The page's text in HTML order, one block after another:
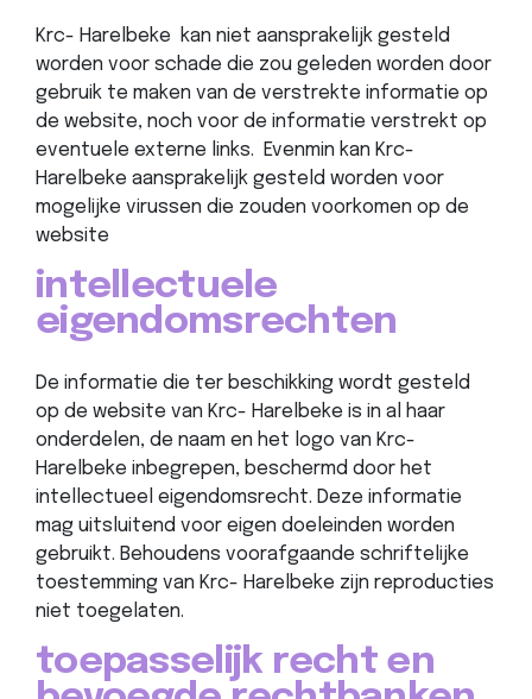
Krc- Harelbeke kan niet aansprakelijk gesteld
worden voor schade die zou geleden worden door
gebruik te maken van de verstrekte informatie op
de website, noch voor de informatie verstrekt op
eventuele externe links. Evenmin kan Krc-
Harelbeke aansprakelijk gesteld worden voor
mogelijke virussen die zouden voorkomen op de
website
intellectuele
eigendomsrechten
De informatie die ter beschikking wordt gesteld
op de website van Krc- Harelbeke is in al haar
onderdelen, de naam en het logo van Krc-
Harelbeke inbegrepen, beschermd door het
intellectueel eigendomsrecht. Deze informatie
mag uitsluitend voor eigen doeleinden worden
gebruikt. Behoudens voorafgaande schriftelijke
toestemming van Krc- Harelbeke zijn reproducties
niet toegelaten.
toepasselijk recht en